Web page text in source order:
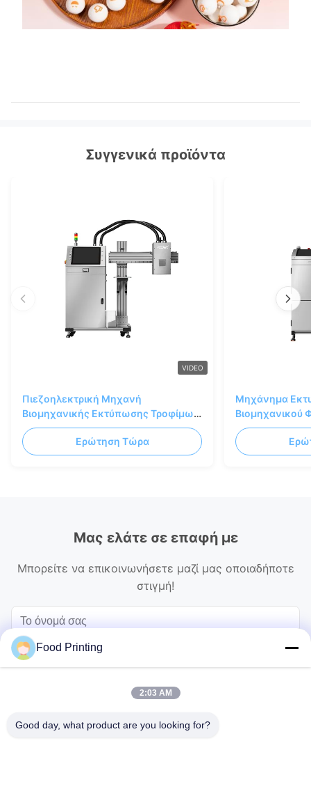
Συγγενικά προϊόντα
VIDEO
Πιεζοηλεκτρική Μηχανή
Βιομηχανικής Εκτύπωσης Τροφίμων
CMYK Πλήρους Χρώματος 75m/Min
Ερώτηση Τώρα
Μηχάνημα
Βιομηχανικού
Χρώματος,
600*1200dpi
Μας ελάτε σε επαφή με
Μπορείτε να επικοινωνήσετε μαζί μας οποιαδήποτε
στιγμή!
Food Printing
2:03 AM
Good day, what product are you looking for?